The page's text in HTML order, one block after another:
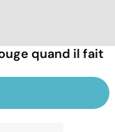
quand il fait